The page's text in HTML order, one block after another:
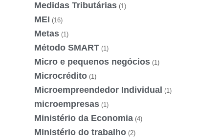
Medidas Tributárias (1)
MEI (16)
Metas (1)
Método SMART (1)
Micro e pequenos negócios (1)
Microcrédito (1)
Microempreendedor Individual (1)
microempresas (1)
Ministério da Economia (4)
Ministério do trabalho (2)